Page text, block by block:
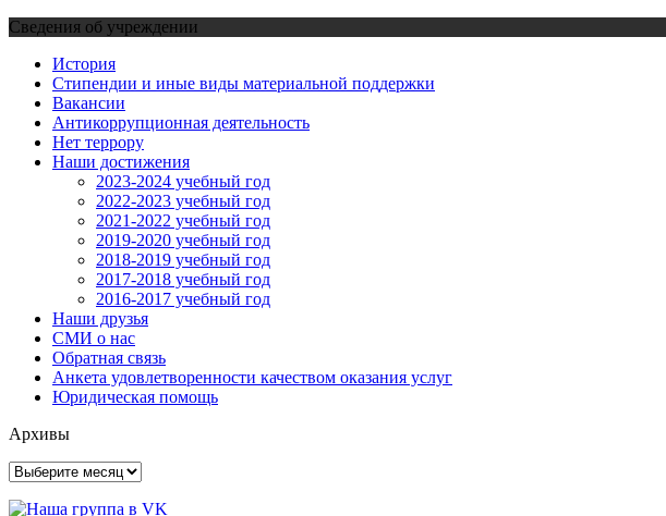
Сведения об учреждении
История
Стипендии и иные виды материальной поддержки
Вакансии
Антикоррупционная деятельность
Нет террору
Наши достижения
2023-2024 учебный год
2022-2023 учебный год
2021-2022 учебный год
2019-2020 учебный год
2018-2019 учебный год
2017-2018 учебный год
2016-2017 учебный год
Наши друзья
СМИ о нас
Обратная связь
Анкета удовлетворенности качеством оказания услуг
Юридическая помощь
Архивы
Архивы